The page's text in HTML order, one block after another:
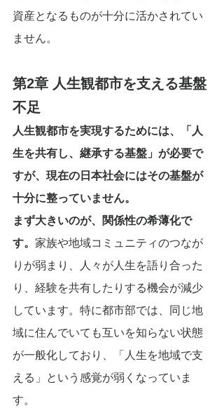
資産となるものが十分に活かされてい
ません。
第2章 人生観都市を支える基盤
不足
人生観都市を実現するためには、「人
生を共有し、継承する基盤」が必要で
すが、現在の日本社会にはその基盤が
十分に整っていません。
まず大きいのが、関係性の希薄化で
す。 家族や地域コミュニティのつなが
りが弱まり、人々が人生を語り合った
り、経験を共有したりする機会が減少
しています。特に都市部では、同じ地
域に住んでいても互いを知らない状態
が一般化しており、「人生を地域で支
える」という感覚が弱くなっていま
す。